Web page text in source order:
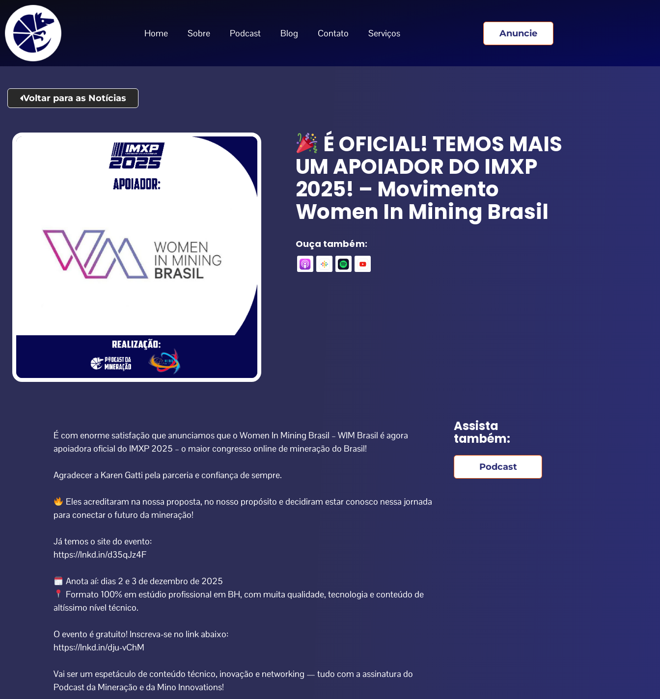
Home Sobre Podcast Blog Contato Serviços Anuncie
Voltar para as Notícias
É OFICIAL! TEMOS MAIS
UM APOIADOR DO IMXP
2025! – Movimento
Women In Mining Brasil
Ouça também:
É com enorme satisfação que anunciamos que o Women In Mining Brasil – WIM Brasil é agora
apoiadora oficial do IMXP 2025 – o maior congresso online de mineração do Brasil!
Agradecer a Karen Gatti pela parceria e confiança de sempre.
Eles acreditaram na nossa proposta, no nosso propósito e decidiram estar conosco nessa jornada
para conectar o futuro da mineração!
Já temos o site do evento:
https://lnkd.in/d35qJz4F
Anota aí: dias 2 e 3 de dezembro de 2025
Formato 100% em estúdio profissional em BH, com muita qualidade, tecnologia e conteúdo de
altíssimo nível técnico.
O evento é gratuito! Inscreva-se no link abaixo:
https://lnkd.in/dju-vChM
Vai ser um espetáculo de conteúdo técnico, inovação e networking — tudo com a assinatura do
Podcast da Mineração e da Mino Innovations!
Assista
também:
Podcast